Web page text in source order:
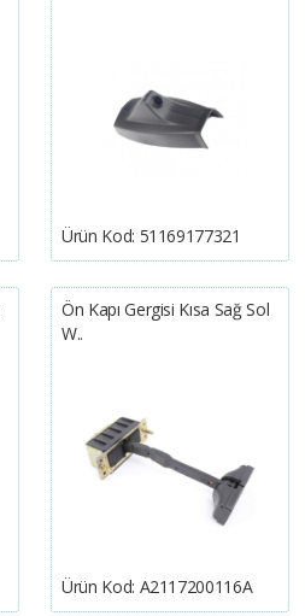
Ürün Kod: 51169177321
Ön Kapı Gergisi Kısa Sağ Sol
W..
Ürün Kod: A2117200116A